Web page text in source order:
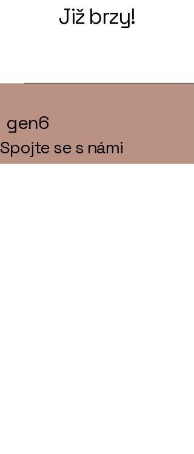
Již brzy!
gen6
Spojte se s námi